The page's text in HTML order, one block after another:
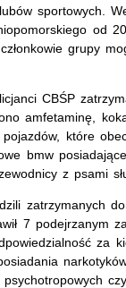
sportowych.
od
grupy
CBŚP
amfetaminę,
które
bmw
z psami
zatrzymanych
7 podejrzanym
za